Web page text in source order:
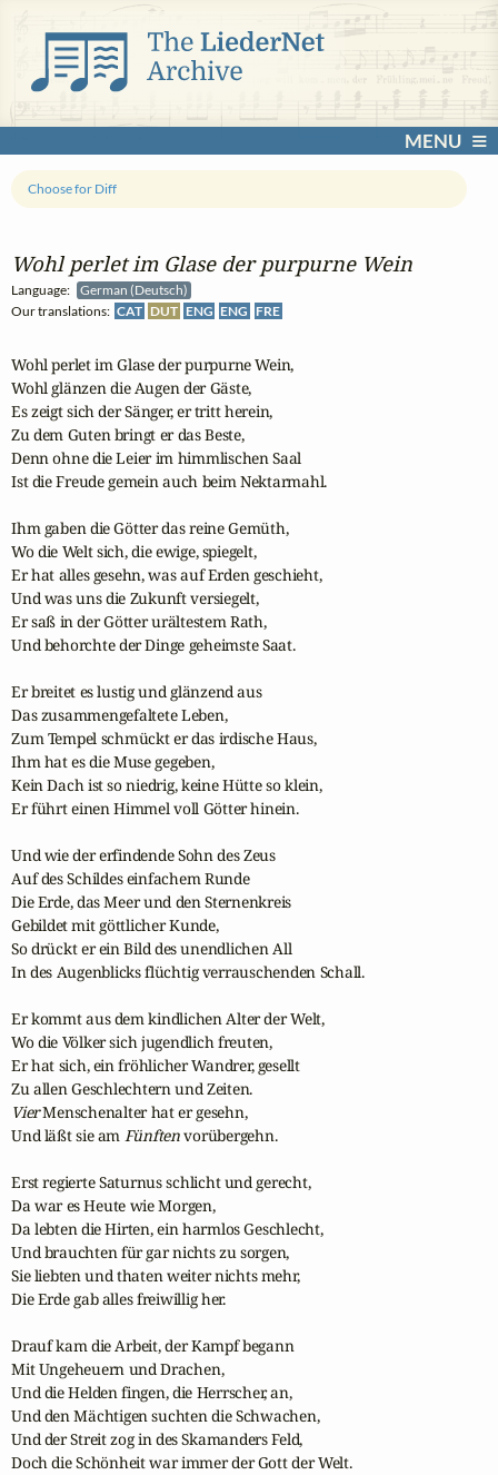
MENU
Wohl perlet im Glase der purpurne Wein
Language:
German (Deutsch)
Our translations: CAT DUT ENG ENG FRE
Choose for Diff
Wohl perlet im Glase der purpurne Wein,
Wohl glänzen die Augen der Gäste,
Es zeigt sich der Sänger, er tritt herein,
Zu dem Guten bringt er das Beste,
Denn ohne die Leier im himmlischen Saal
Ist die Freude gemein auch beim Nektarmahl.
Ihm gaben die Götter das reine Gemüth,
Wo die Welt sich, die ewige, spiegelt,
Er hat alles gesehn, was auf Erden geschieht,
Und was uns die Zukunft versiegelt,
Er saß in der Götter urältestem Rath,
Und behorchte der Dinge geheimste Saat.
Er breitet es lustig und glänzend aus
Das zusammengefaltete Leben,
Zum Tempel schmückt er das irdische Haus,
Ihm hat es die Muse gegeben,
Kein Dach ist so niedrig, keine Hütte so klein,
Er führt einen Himmel voll Götter hinein.
Und wie der erfindende Sohn des Zeus
Auf des Schildes einfachem Runde
Die Erde, das Meer und den Sternenkreis
Gebildet mit göttlicher Kunde,
So drückt er ein Bild des unendlichen All
In des Augenblicks flüchtig verrauschenden Schall.
Er kommt aus dem kindlichen Alter der Welt,
Wo die Völker sich jugendlich freuten,
Er hat sich, ein fröhlicher Wandrer, gesellt
Vier Menschenalter hat er gesehn,
Und läßt sie am Fünften vorübergehn.
Erst regierte Saturnus schlicht und gerecht,
Da war es Heute wie Morgen,
Da lebten die Hirten, ein harmlos Geschlecht,
Und brauchten für gar nichts zu sorgen,
Sie liebten und thaten weiter nichts mehr,
Die Erde gab alles freiwillig her.
Drauf kam die Arbeit, der Kampf begann
Mit Ungeheuern und Drachen,
Und die Helden fingen, die Herrscher, an,
Und den Mächtigen suchten die Schwachen,
Und der Streit zog in des Skamanders Feld,
Doch die Schönheit war immer der Gott der Welt.